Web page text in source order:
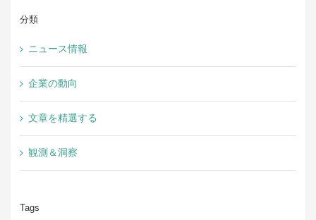
分類
ニュース情報
企業の動向
文章を精選する
観測＆洞察
Tags